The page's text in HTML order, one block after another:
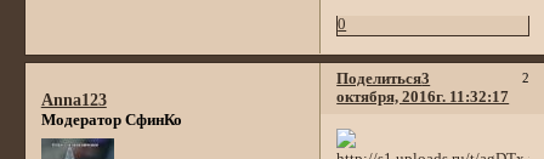
0
Поделиться 2
3
октября, 2016г. 11:32:17
Anna123
Модератор СфинКо